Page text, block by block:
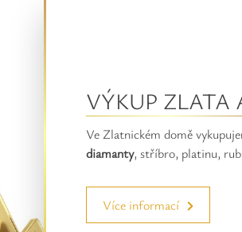
VÝKUP
Ve Zlatnickém domě
diamanty, stříbro, platinu,
Více informací